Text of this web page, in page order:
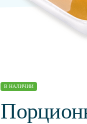
В НАЛИЧИИ